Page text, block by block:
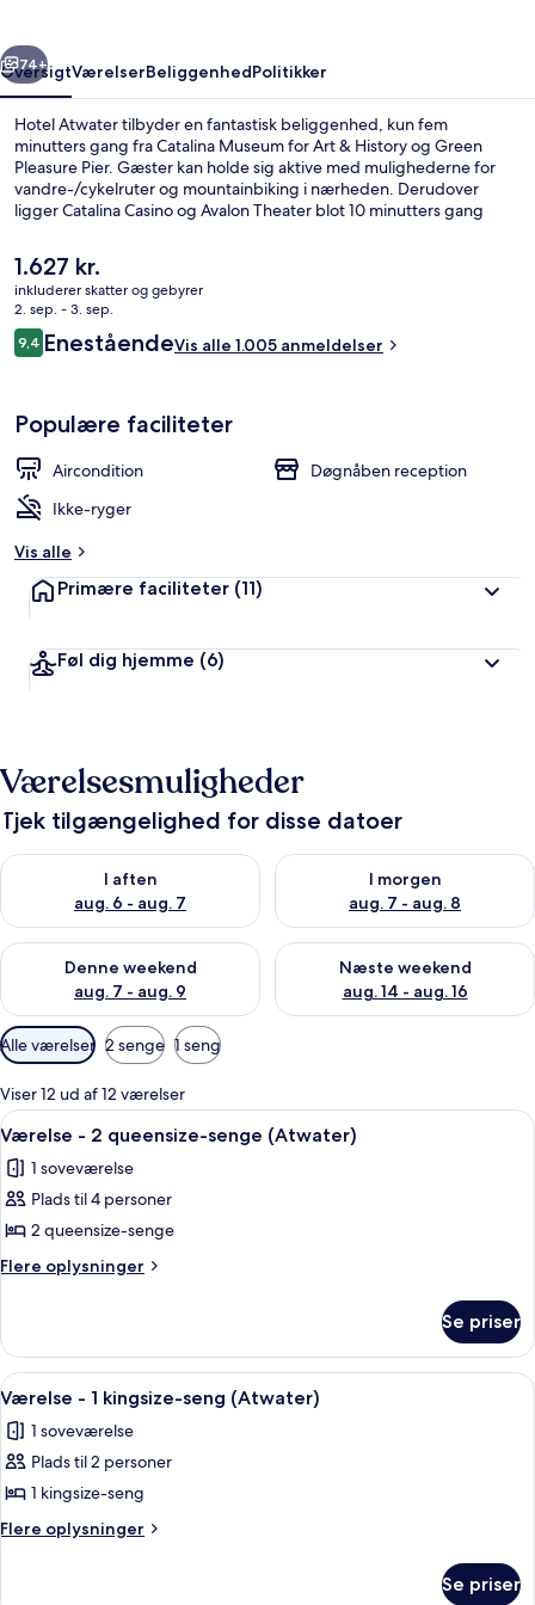
Næste
74+
OversigtVærelserBeliggenhedPolitikker
Hotel Atwater tilbyder en fantastisk beliggenhed, kun fem
minutters gang fra Catalina Museum for Art & History og Green
Pleasure Pier. Gæster kan holde sig aktive med mulighederne for
vandre-/cykelruter og mountainbiking i nærheden. Derudover
ligger Catalina Casino og Avalon Theater blot 10 minutters gang
generelle forhold.
Den
nuværende
pris
er
1.627 kr.
1.627 kr.
inkluderer skatter og gebyrer
2. sep. - 3. sep.
Anmeldelser
9,49,4 ud af 10.
EneståendeVis alle 1.005 anmeldelser
Populære faciliteter
Aircondition
Døgnåben reception
Ikke-ryger
Vis alle
Primære faciliteter (11)
Føl dig hjemme (6)
Værelsesmuligheder
Tjek tilgængelighed for disse datoer
I aften
aug. 6 - aug. 7
Tjek tilgængelighed for i aften aug. 6 - aug. 7
I morgen
aug. 7 - aug. 8
Tjek tilgængelighed for i
Denne weekend
aug. 7 - aug. 9
Tjek tilgængelighed for denne weekend aug. 7 - aug. 9
Næste weekend
aug. 14 - aug. 16
Tjek tilgængelighed for næste
Tilgængelige
filtre
for
værelser
Alle værelser 2 senge 1 seng
Viser 12 ud af 12 værelser
Indlæs
alle
billeder
af
Værelse
-
senge
(Atwater)
Italienske lagner fra Frette,
2
Værelse - 2 queensize-senge (Atwater)
1 soveværelse
Plads til 4 personer
2 queensize-senge
Flere oplysninger
Flere
-
queensize-
(Atwater)
Se priser
Indlæs
alle
billeder
af
Værelse
-
Italienske lagner fra Frette,
3
Værelse - 1 kingsize-seng (Atwater)
1 soveværelse
Plads til 2 personer
1 kingsize-seng
Flere oplysninger
Flere
Se priser